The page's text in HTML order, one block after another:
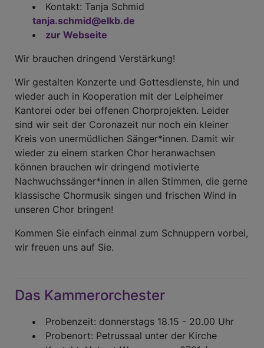
Kontakt: Tanja Schmid
tanja.schmid@elkb.de
zur Webseite
Wir brauchen dringend Verstärkung!
Wir gestalten Konzerte und Gottesdienste, hin und
wieder auch in Kooperation mit der Leipheimer
Kantorei oder bei offenen Chorprojekten. Leider
sind wir seit der Coronazeit nur noch ein kleiner
Kreis von unermüdlichen Sänger*innen. Damit wir
wieder zu einem starken Chor heranwachsen
können brauchen wir dringend motivierte
Nachwuchssänger*innen in allen Stimmen, die gerne
klassische Chormusik singen und frischen Wind in
unseren Chor bringen!
Kommen Sie einfach einmal zum Schnuppern vorbei,
wir freuen uns auf Sie.
Das Kammerorchester
Probenzeit: donnerstags 18.15 - 20.00 Uhr
Probenort: Petrussaal unter der Kirche